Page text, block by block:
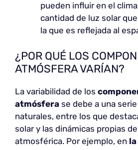
pueden influir en el
cantidad de luz solar
la que es reflejada al
¿POR QUÉ LOS
ATMÓSFERA VARÍAN?
La variabilidad de los
atmósfera se debe a una
naturales, entre los que
solar y las dinámicas propias
atmosférica. Por ejemplo, en